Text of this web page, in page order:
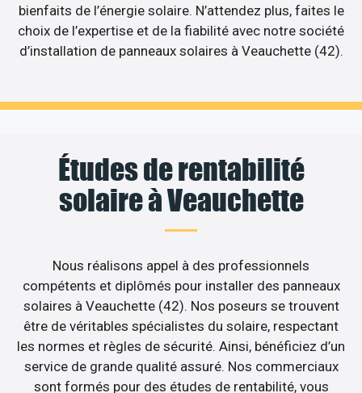
bienfaits de l’énergie solaire. N’attendez plus, faites le
choix de l’expertise et de la fiabilité avec notre société
d’installation de panneaux solaires à Veauchette (42).
Études de rentabilité
solaire à Veauchette
Nous réalisons appel à des professionnels
compétents et diplômés pour installer des panneaux
solaires à Veauchette (42). Nos poseurs se trouvent
être de véritables spécialistes du solaire, respectant
les normes et règles de sécurité. Ainsi, bénéficiez d’un
service de grande qualité assuré. Nos commerciaux
sont formés pour des études de rentabilité, vous